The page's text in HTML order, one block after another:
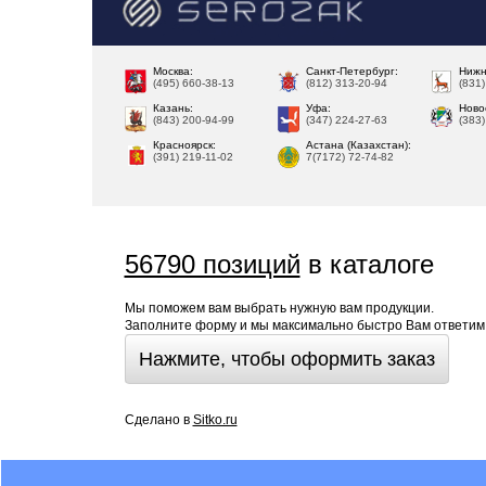
Москва:
(495) 660-38-13
Санкт-Петербург:
(812) 313-20-94
Казань:
(843) 200-94-99
Уфа:
(347) 224-27-63
Красноярск:
(391) 219-11-02
Астана (Казахстан):
7(7172) 72-74-82
56790 позиций в каталоге
Мы поможем вам выбрать нужную вам продукции.
Заполните форму и мы максимально быстро Вам
Нажмите, чтобы оформить заказ
Сделано в Sitko.ru